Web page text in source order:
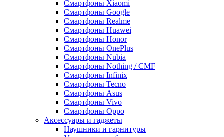
Смартфоны Xiaomi
Смартфоны Google
Смартфоны Realme
Смартфоны Huawei
Смартфоны Honor
Смартфоны OnePlus
Смартфоны Nubia
Смартфоны Nothing / CMF
Смартфоны Infinix
Смартфоны Tecno
Смартфоны Asus
Смартфоны Vivo
Смартфоны Oppo
Аксессуары и гаджеты
Наушники и гарнитуры